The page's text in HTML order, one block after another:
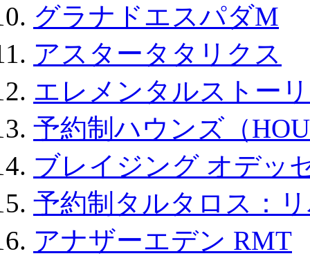
グラナドエスパダM
アスタータタリクス
エレメンタルストー
予約制ハウンズ（
ブレイジング オデッ
予約制タルタロス：
アナザーエデン RMT